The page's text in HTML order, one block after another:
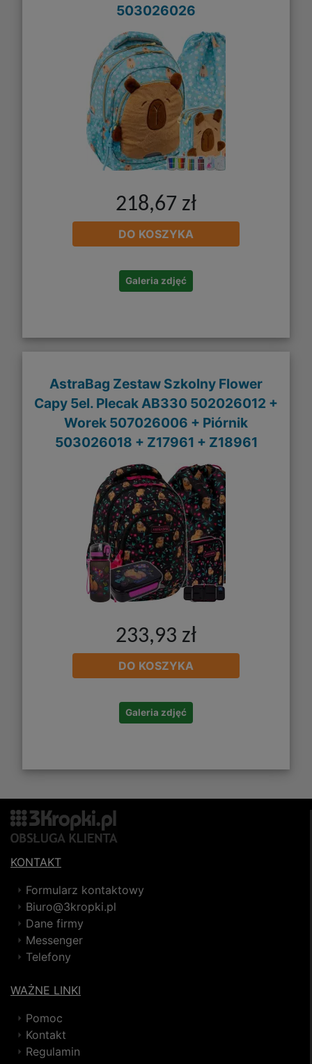
503026026
218,67 zł
DO KOSZYKA
Galeria zdjęć
AstraBag Zestaw Szkolny Flower
Capy 5el. Plecak AB330 502026012 +
Worek 507026006 + Piórnik
503026018 + Z17961 + Z18961
233,93 zł
DO KOSZYKA
Galeria zdjęć
KONTAKT
Formularz kontaktowy
Biuro@3kropki.pl
Dane firmy
Messenger
Telefony
WAŻNE LINKI
Pomoc
Kontakt
Regulamin